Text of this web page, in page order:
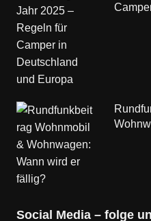
Social Media – folge